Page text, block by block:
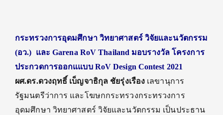
กระทรวงการอุดมศึกษา วิทยาศาสตร์ วิจัยและนวัตกรรม
(อว.) และ Garena RoV Thailand มอบรางวัล โครงการ
ประกวดการออกแแบบ RoV Design Contest 2021
ผศ.ดร.ดวงฤทธิ์ เบ็ญจาธิกุล ชัยรุ่งเรือง เลขานุการ
รัฐมนตรีว่าการ และโฆษกกระทรวงกระทรวงการ
อุดมศึกษา วิทยาศาสตร์ วิจัยและนวัตกรรม เป็นประธาน